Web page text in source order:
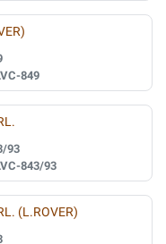
849
93
843/93
(L.ROVER)